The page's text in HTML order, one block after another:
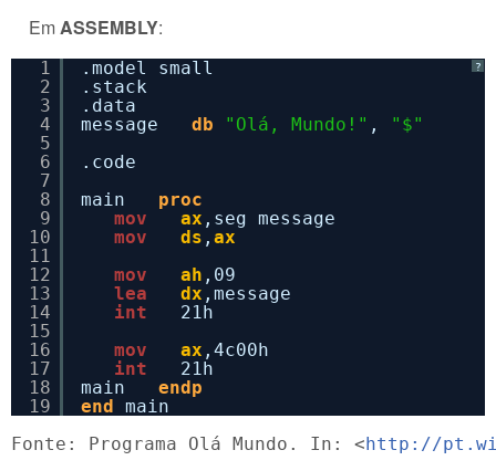
EmASSEMBLY:
?
1
2
3
4
5
6
7
8
9
10
11
12
13
14
15
16
17
18
19
.model small
.stack
.data
message db "Olá, Mundo!" ,
"$"
.code
main proc
mov
ax ,seg message
mov
ds , ax
mov
ah ,09
lea
dx ,message
int
21h
mov
ax ,4c00h
int
21h
main endp
end
main_
Fonte: Programa Olá Mundo. In: < http://